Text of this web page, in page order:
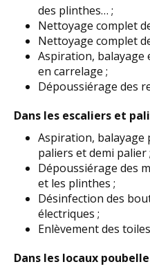
des plinthes… ;
Nettoyage complet
Nettoyage complet
Aspiration, balayage
en carrelage ;
Dépoussiérage des
Dans les escaliers et
Aspiration, balayage
paliers et demi palier ;
Dépoussiérage des
et les plinthes ;
Désinfection des
électriques ;
Enlèvement des
Dans les locaux